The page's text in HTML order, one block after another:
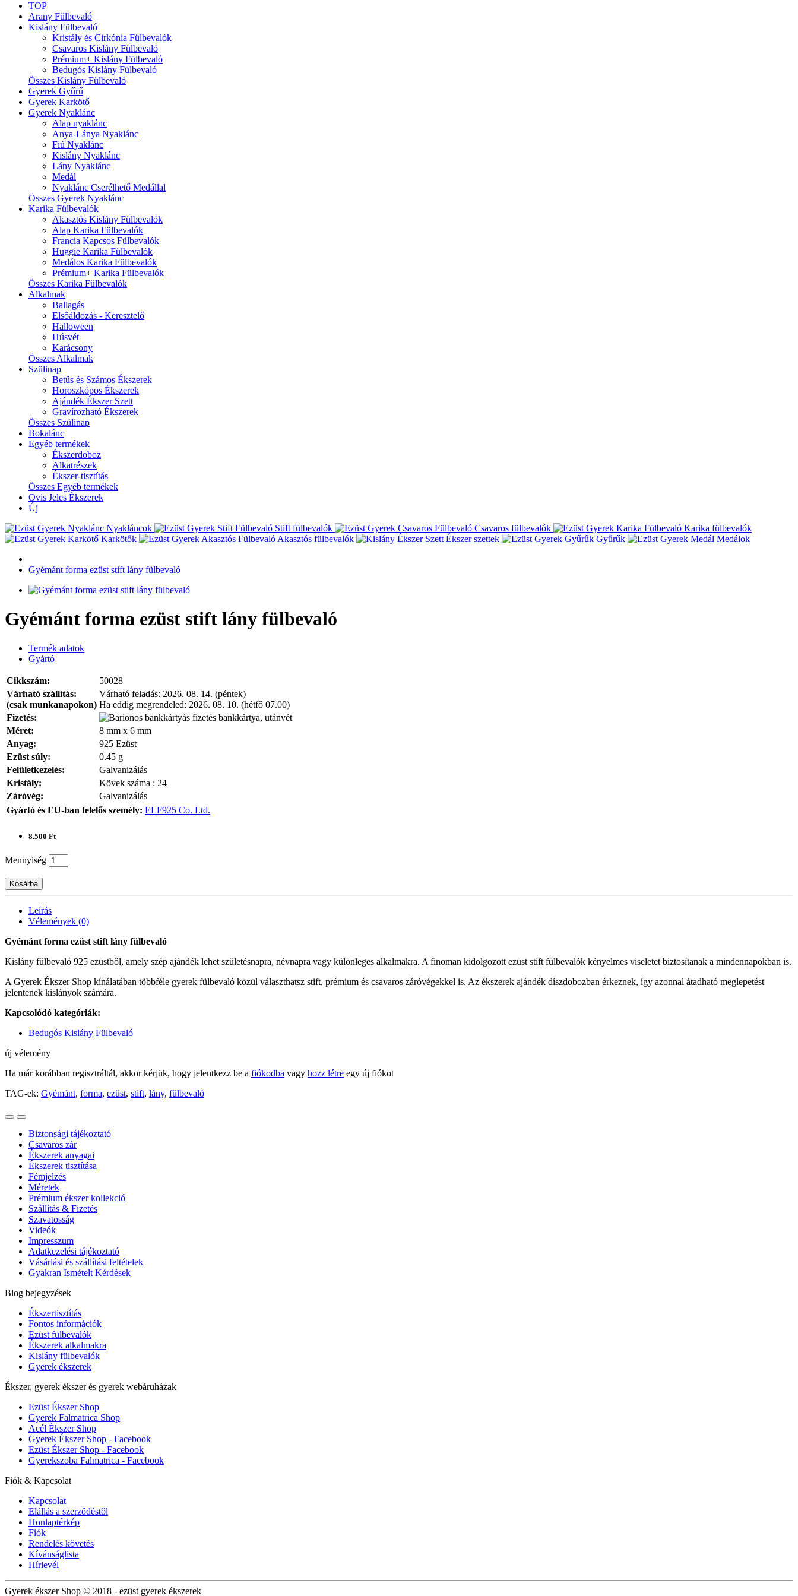
TOP
Arany Fülbevaló
Kislány Fülbevaló
Kristály és Cirkónia Fülbevalók
Csavaros Kislány Fülbevaló
Prémium+ Kislány Fülbevaló
Bedugós Kislány Fülbevaló
Összes Kislány Fülbevaló
Gyerek Gyűrű
Gyerek Karkötő
Gyerek Nyaklánc
Alap nyaklánc
Anya-Lánya Nyaklánc
Fiú Nyaklánc
Kislány Nyaklánc
Lány Nyaklánc
Medál
Nyaklánc Cserélhető Medállal
Összes Gyerek Nyaklánc
Karika Fülbevalók
Akasztós Kislány Fülbevalók
Alap Karika Fülbevalók
Francia Kapcsos Fülbevalók
Huggie Karika Fülbevalók
Medálos Karika Fülbevalók
Prémium+ Karika Fülbevalók
Összes Karika Fülbevalók
Alkalmak
Ballagás
Elsőáldozás - Keresztelő
Halloween
Húsvét
Karácsony
Összes Alkalmak
Szülinap
Betűs és Számos Ékszerek
Horoszkópos Ékszerek
Ajándék Ékszer Szett
Gravírozható Ékszerek
Összes Szülinap
Bokalánc
Egyéb termékek
Ékszerdoboz
Alkatrészek
Ékszer-tisztítás
Összes Egyéb termékek
Ovis Jeles Ékszerek
Új
Nyakláncok
Stift fülbevalók Csavaros fülbevalók
Karika fülbevalók
Karkötők
Akasztós fülbevalók Ékszer szettek Gyűrűk Medálok
Gyémánt forma ezüst stift lány fülbevaló
Gyémánt forma ezüst stift lány fülbevaló
Termék adatok
Gyártó
Cikkszám:
50028
Várható szállítás:
(csak munkanapokon)
Várható feladás: 2026. 08. 14. (péntek)
Ha eddig megrendeled: 2026. 08. 10. (hétfő 07.00)
Fizetés:
bankkártya, utánvét
Méret:
8 mm x 6 mm
Anyag:
925 Ezüst
Ezüst súly:
0.45 g
Felületkezelés:
Galvanizálás
Kristály:
Kövek száma : 24
Záróvég:
Galvanizálás
Gyártó és EU-ban felelős személy: ELF925 Co. Ltd.
8.500 Ft
Mennyiség
Kosárba
Leírás
Vélemények (0)
Gyémánt forma ezüst stift lány fülbevaló
Kislány fülbevaló 925 ezüstből, amely szép ajándék lehet születésnapra, névnapra vagy különleges alkalmakra. A finoman kidolgozott ezüst stift fülbevalók kényelmes viseletet biztosítanak a mindennapokban is.
A Gyerek Ékszer Shop kínálatában többféle gyerek fülbevaló közül választhatsz stift, prémium és csavaros záróvégekkel is. Az ékszerek ajándék díszdobozban érkeznek, így azonnal átadható meglepetést
jelentenek kislányok számára.
Kapcsolódó kategóriák:
Bedugós Kislány Fülbevaló
új vélemény
Ha már korábban regisztráltál, akkor kérjük, hogy jelentkezz be a fiókodba vagy hozz létre egy új fiókot
TAG-ek: Gyémánt, forma, ezüst, stift, lány, fülbevaló
Biztonsági tájékoztató
Csavaros zár
Ékszerek anyagai
Ékszerek tisztítása
Fémjelzés
Méretek
Prémium ékszer kollekció
Szállítás & Fizetés
Szavatosság
Videók
Impresszum
Adatkezelési tájékoztató
Vásárlási és szállítási feltételek
Gyakran Ismételt Kérdések
Blog bejegyzések
Ékszertisztítás
Fontos információk
Ezüst fülbevalók
Ékszerek alkalmakra
Kislány fülbevalók
Gyerek ékszerek
Ékszer, gyerek ékszer és gyerek webáruházak
Ezüst Ékszer Shop
Gyerek Falmatrica Shop
Acél Ékszer Shop
Gyerek Ékszer Shop - Facebook
Ezüst Ékszer Shop - Facebook
Gyerekszoba Falmatrica - Facebook
Fiók & Kapcsolat
Kapcsolat
Elállás a szerződéstől
Honlaptérkép
Fiók
Rendelés követés
Kívánságlista
Hírlevél
Gyerek ékszer Shop © 2018 - ezüst gyerek ékszerek